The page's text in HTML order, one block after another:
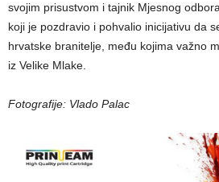
svojim prisustvom i tajnik Mjesnog
koji je pozdravio i pohvalio inicijativu da
hrvatske branitelje, među kojima važno
iz Velike Mlake.
Fotografije: Vlado Palac